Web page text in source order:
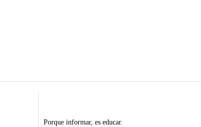
Porque informar, es educar.